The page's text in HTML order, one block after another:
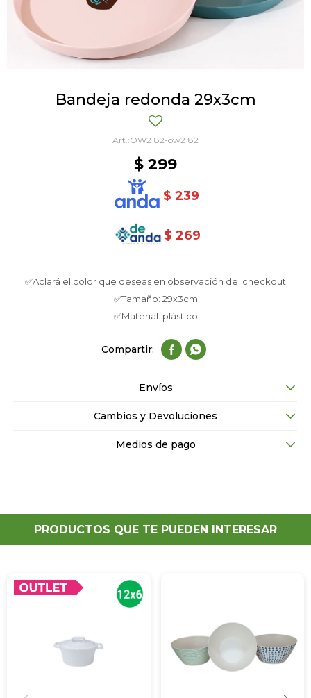
Bandeja redonda 29x3cm
OW2182-ow2182
$ 299
$ 239
$ 269
✅Aclará el color que deseas en observación del checkout
✅Tamaño: 29x3cm
✅Material: plástico
 
Envíos
Cambios y Devoluciones
Medios de pago
PRODUCTOS QUE TE PUEDEN INTERESAR